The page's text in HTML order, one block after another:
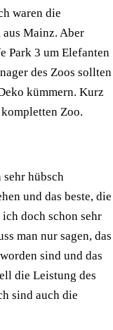
waren die
Mainz. Aber
Park 3 um Elefanten
des Zoos sollten
kümmern. Kurz
Zoo.
hübsch
und das beste, die
doch schon sehr
man nur sagen, das
sind und das
die Leistung des
sind auch die